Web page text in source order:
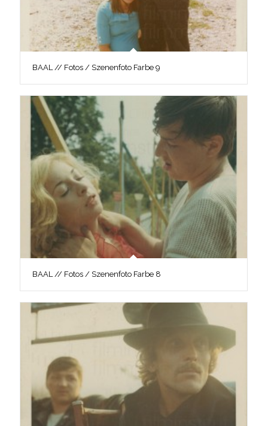
BAAL // Fotos / Szenenfoto Farbe 9
BAAL // Fotos / Szenenfoto Farbe 8